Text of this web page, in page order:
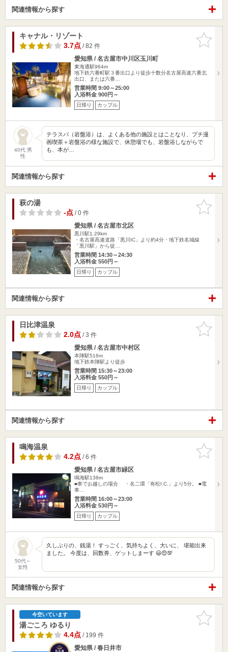
関連情報から探す
お気に入
りに追加
キャナル・リゾート
3.7点/ 82 件
愛知県 / 名古屋市中川区玉川町
東海通駅964m
地下鉄六番町駅３番出口より徒歩十数分名古屋高速六番北
出口、または六番…
営業時間 9:00～25:00
入浴料金 900円～
日帰り カップル
40代 男
性
テラスパ（岩盤浴）は、よくある他の施設とはことなり、プチ漫
画喫茶＋岩盤浴の様な施設で、休憩場でも、岩盤浴しながらで
も、本が…
関連情報から探す
お気に入
りに追加
萩の湯
-点/ 0 件
愛知県 / 名古屋市北区
黒川駅1.29km
・名古屋高速道路「黒川IC」より約4分・地下鉄名城線
「黒川駅」から徒…
営業時間 14:30～24:30
入浴料金 550円～
日帰り カップル
関連情報から探す
お気に入
りに追加
日比津温泉
2.0点/ 3 件
愛知県 / 名古屋市中村区
本陣駅516m
地下鉄本陣駅より徒歩
営業時間 15:30～23:00
入浴料金 550円～
日帰り カップル
関連情報から探す
お気に入
りに追加
鳴海温泉
4.2点/ 6 件
愛知県 / 名古屋市緑区
鳴海駅138m
■車でお越しの場合 ・名二環「有松I.C.」より5分。 ■電
車…
営業時間 16:00～23:00
入浴料金 530円～
日帰り カップル
50代～
女性
久しぶりの、銭湯！ すっごく、気持ちよく、大いに、 堪能出来
ました。 今度は、回数券、ゲットしまーす 😃😍💯
関連情報から探す
お気に入
りに追加
今空いています
湯ごころ ゆるり
4.4点/ 199 件
愛知県 / 春日井市